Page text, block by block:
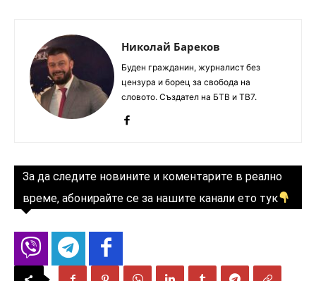
Николай Бареков
Буден гражданин, журналист без
цензура и борец за свобода на
словото. Създател на БТВ и ТВ7.
За да следите новините и коментарите в реално
време, абонирайте се за нашите канали ето тук